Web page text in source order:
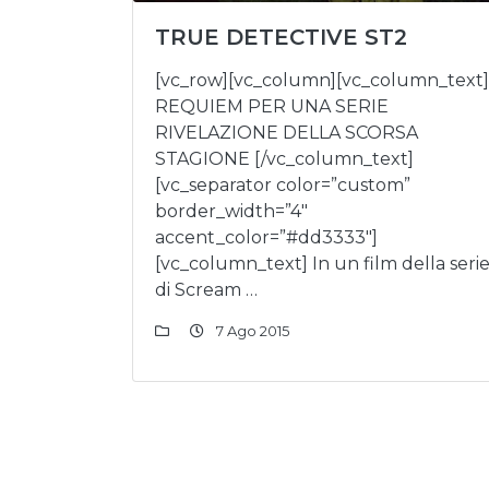
TRUE DETECTIVE ST2
[vc_row][vc_column][vc_column_text]
REQUIEM PER UNA SERIE
RIVELAZIONE DELLA SCORSA
STAGIONE [/vc_column_text]
[vc_separator color=”custom”
border_width=”4″
accent_color=”#dd3333″]
[vc_column_text] In un film della serie
di Scream …
7 Ago 2015